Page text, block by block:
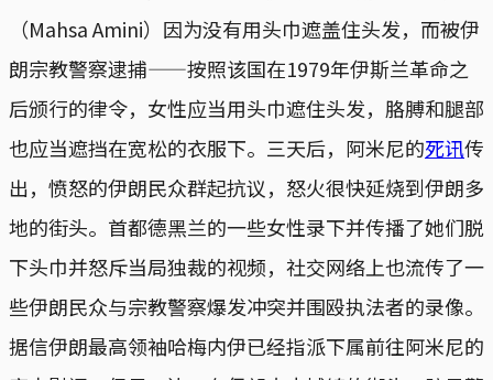
（Mahsa Amini）因为没有用头巾遮盖住头发，而被伊
朗宗教警察逮捕——按照该国在1979年伊斯兰革命之
后颁行的律令，女性应当用头巾遮住头发，胳膊和腿部
也应当遮挡在宽松的衣服下。三天后，阿米尼的死讯传
出，愤怒的伊朗民众群起抗议，怒火很快延烧到伊朗多
地的街头。首都德黑兰的一些女性录下并传播了她们脱
下头巾并怒斥当局独裁的视频，社交网络上也流传了一
些伊朗民众与宗教警察爆发冲突并围殴执法者的录像。
据信伊朗最高领袖哈梅内伊已经指派下属前往阿米尼的